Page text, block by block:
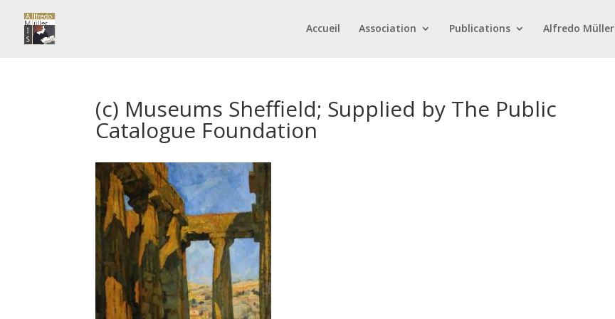
Accueil Association Publications Alfredo Müller
(c) Museums Sheffield; Supplied by The Public
Catalogue Foundation